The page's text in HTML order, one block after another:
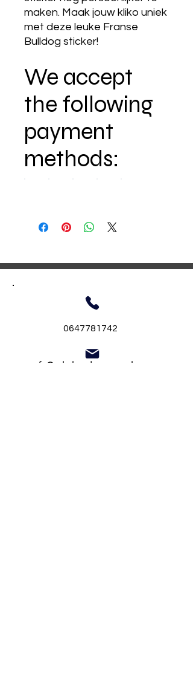
maken. Maak jouw kliko uniek
met deze leuke Franse
Bulldog sticker!
We accept
the following
payment
methods:
0647781742
info@tekstbordjesenzo.nl